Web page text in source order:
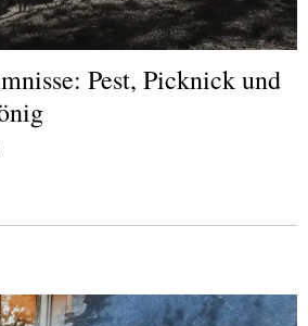
Pest, Picknick und